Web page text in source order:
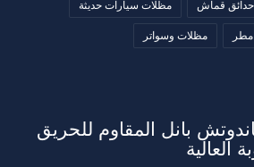
قماش مظلات سيارات حديثة
مظلات وسواتر
بانل المقاوم للحريق
العالية